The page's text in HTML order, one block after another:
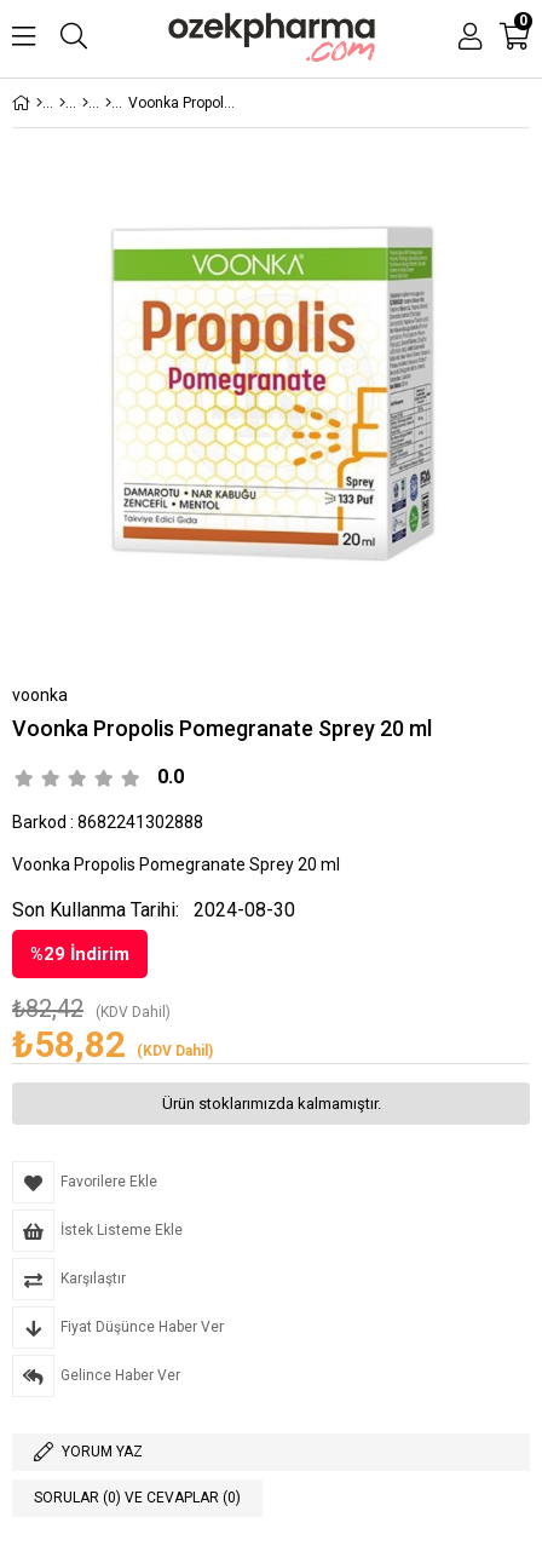
0
Voonka Propolis Pomegranate Sprey 20 ml
voonka
Voonka Propolis Pomegranate Sprey 20 ml
0.0
Barkod : 8682241302888
Voonka Propolis Pomegranate Sprey 20 ml
%29 İndirim
₺82,42 (KDV Dahil)
₺58,82 (KDV Dahil)
Son Kullanma Tarihi: 2024-08-30
Ürün stoklarımızda kalmamıştır.
Favorilere Ekle
İstek Listeme Ekle
Karşılaştır
Fiyat Düşünce Haber Ver
Gelince Haber Ver
YORUM YAZ
SORULAR (0) VE CEVAPLAR (0)